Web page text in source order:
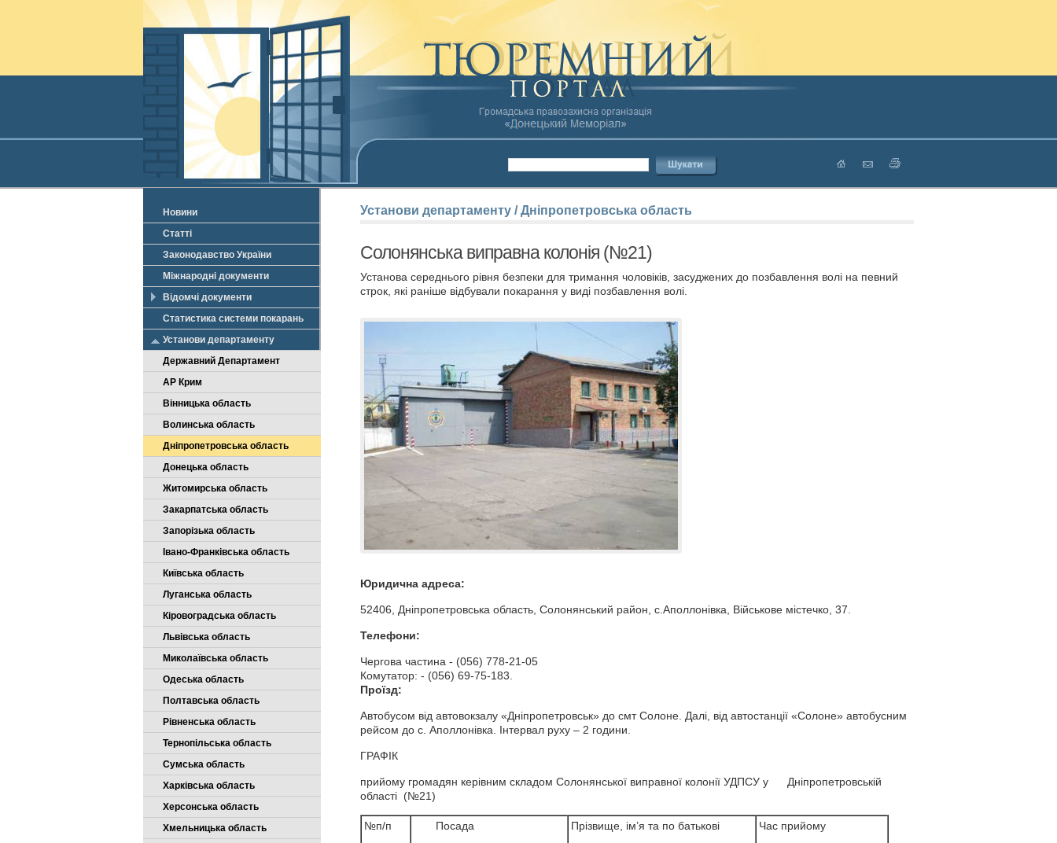
Новини
Статті
Законодавство України
Міжнародні документи
Відомчі документи
Статистика системи покарань
Установи департаменту
Державний Департамент
АР Крим
Вінницька область
Волинська область
Дніпропетровська область
Донецька область
Житомирська область
Закарпатська область
Запорізька область
Івано-Франківська область
Київська область
Луганська область
Кіровоградська область
Львівська область
Миколаївська область
Одеська область
Полтавська область
Рівненська область
Тернопільська область
Сумська область
Харківська область
Херсонська область
Хмельницька область
Установи департаменту /Дніпропетровська область
Солонянська виправна колонія (№21)
Установа середнього рівня безпеки для тримання чоловіків, засуджених до позбавлення волі на певний
строк, які раніше відбували покарання у виді позбавлення волі.
Юридична адреса:
52406, Дніпропетровська область, Солонянський район, с.Аполлонівка, Військове містечко, 37.
Телефони:
Чергова частина - (056) 778-21-05
Комутатор: - (056) 69-75-183.
Проїзд:
Автобусом від автовокзалу «Дніпропетровськ» до смт Солоне. Далі, від автостанції «Солоне» автобусним
рейсом до с. Аполлонівка. Інтервал руху – 2 години.
ГРАФІК
прийому громадян керівним складом Солонянської виправної колонії УДПСУ у Дніпропетровській
області (№21)
№п/п Посада Прізвище, ім’я та по батькові Час прийому